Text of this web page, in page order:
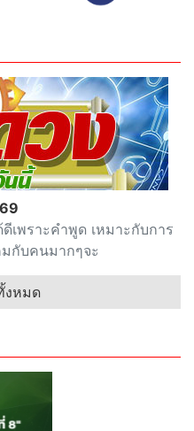
เพราะคำพูด เหมาะกับการ
กับคนมากๆจะ
งหมด